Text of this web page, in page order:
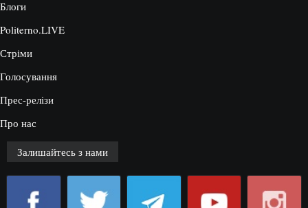
Блоги
Politerno.LIVE
Стріми
Голосування
Прес-релізи
Про нас
Залишайтесь з нами